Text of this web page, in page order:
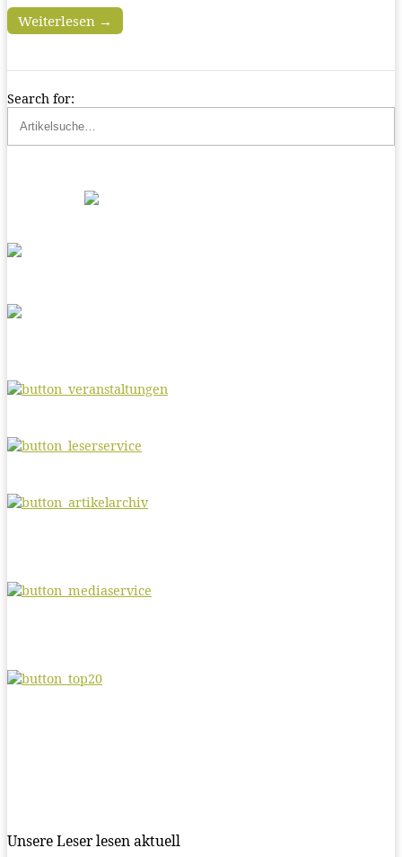
Weiterlesen →
Search for:
Unsere Leser lesen aktuell